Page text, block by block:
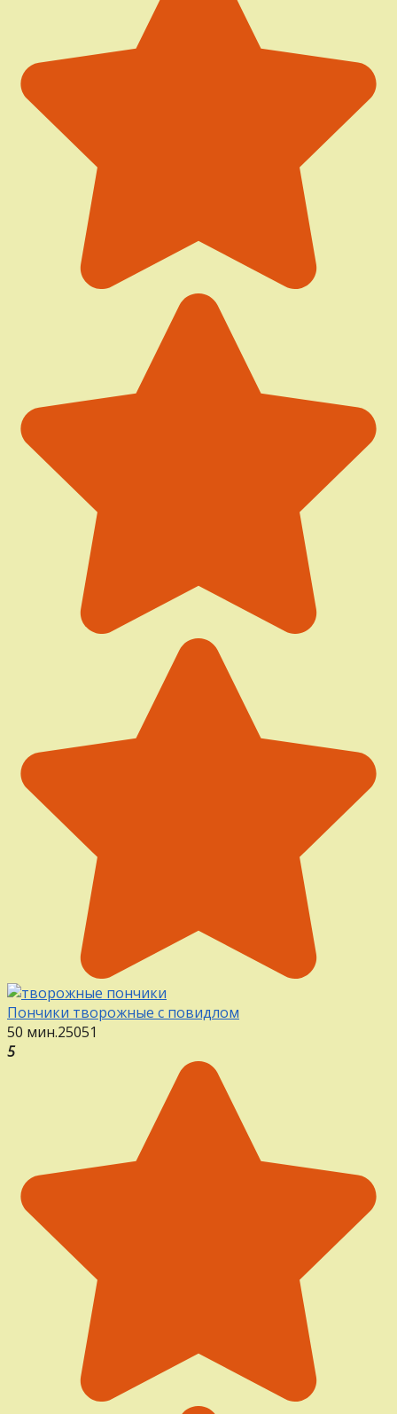
Пончики творожные с повидлом
50 мин.25051
5